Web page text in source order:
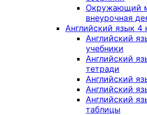
Окружающий
внеурочная
Английский язык 4
Английский
учебники
Английский
тетради
Английский
Английский
Английский
таблицы